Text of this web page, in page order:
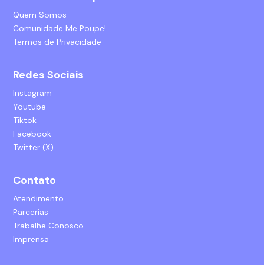
Quem Somos
Comunidade Me Poupe!
Termos de Privacidade
Redes Sociais
Instagram
Youtube
Tiktok
Facebook
Twitter (X)
Contato
Atendimento
Parcerias
Trabalhe Conosco
Imprensa